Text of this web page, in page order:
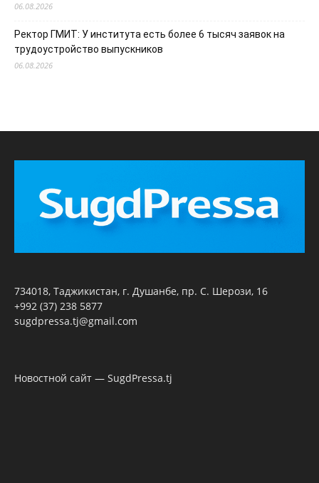
06.08.2026
Ректор ГМИТ: У института есть более 6 тысяч заявок на
трудоустройство выпускников
06.08.2026
734018, Таджикистан, г. Душанбе, пр. С. Шерози, 16
+992 (37) 238 5877
sugdpressa.tj@gmail.com
Новостной сайт — SugdPressa.tj